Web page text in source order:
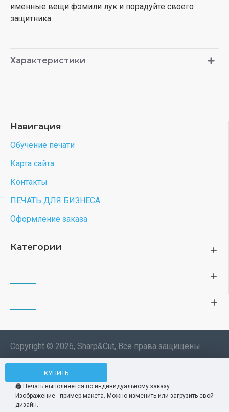
КУПИТЬ
🖨️ Печать выполняется по индивидуальному заказу.
Изображение - пример макета. Можно изменить или загрузить свой
дизайн.
именные вещи фэмили лук и порадуйте своего
защитника.
Характеристики
Навигация
Обучение печати
Карта сайта
Контакты
ПЕЧАТЬ ДЛЯ БИЗНЕСА
Оформление заказа
Категории
Copyright © 2026, Sharp&Cut, Все права защищены
Типография. 🖨️ Печать всех
изделий по индивидуальному
заказу. Изображения —
демонстрационные макеты.
Мы используем файлы cookie, чтобы вам
было удобнее пользоваться нашим сайтом.
Продолжая использование сайта, вы
Принять